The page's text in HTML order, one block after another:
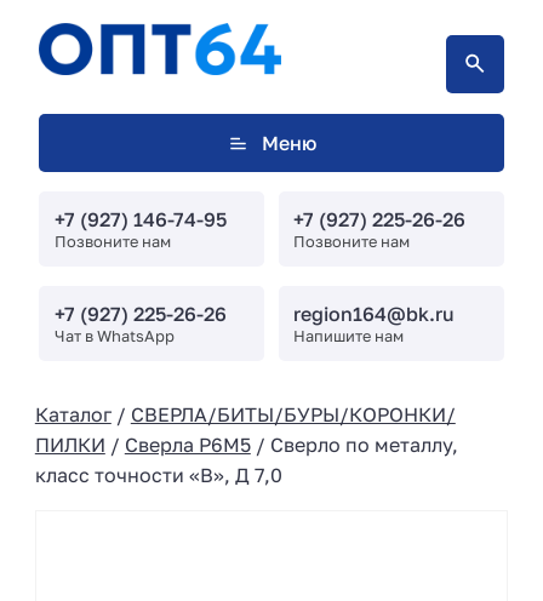
Меню
+7 (927) 146-74-95
Позвоните нам
+7 (927) 225-26-26
Позвоните нам
+7 (927) 225-26-26
Чат в WhatsApp
region164@bk.ru
Напишите нам
Каталог/ СВЕРЛА/БИТЫ/БУРЫ/КОРОНКИ/
ПИЛКИ / Сверла Р6М5/ Сверло по металлу,
класс точности «В», Д 7,0